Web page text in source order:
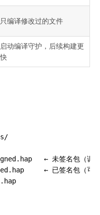
只编译修改过的文件
启动编译守护，后续构建更
快
← 未签名包（调
← 已签名包（可